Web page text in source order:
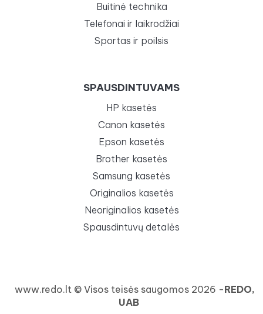
Buitinė technika
Telefonai ir laikrodžiai
Sportas ir poilsis
SPAUSDINTUVAMS
HP kasetės
Canon kasetės
Epson kasetės
Brother kasetės
Samsung kasetės
Originalios kasetės
Neoriginalios kasetės
Spausdintuvų detalės
www.redo.lt © Visos teisės saugomos 2026 -REDO,
UAB